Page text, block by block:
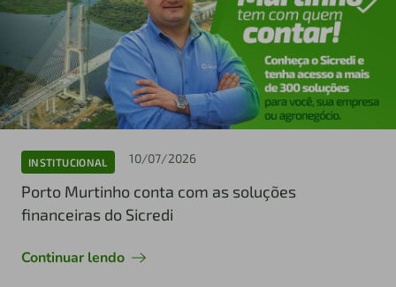
INSTITUCIONAL 10/07/2026
Porto Murtinho conta com as soluções
financeiras do Sicredi
Continuar lendo